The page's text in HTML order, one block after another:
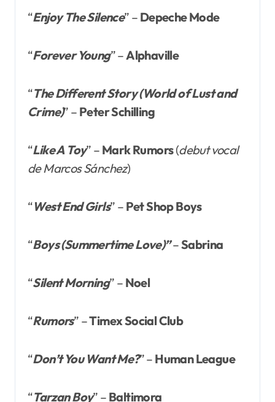
“Enjoy The Silence” – Depeche Mode
“Forever Young” – Alphaville
“The Different Story (World of Lustand
Crime)” – Peter Schilling
“Like A Toy” – Mark Rumors(debut vocal
de Marcos Sánchez)
“West End Girls” – Pet Shop Boys
“Boys (Summertime Love)”–Sabrina
“Silent Morning” – Noel
“Rumors” –Timex Social Club
“Don’t You Want Me?” – HumanLeague
“Tarzan Boy” – Baltimora